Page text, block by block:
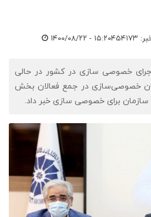
۱۴۰۰/۰۸/۲۲ - ۱۵:۲۰
اجرای خصوصی سازی در کشور در حالی
خصوصی‌سازی در جمع فعالان بخش
برای خصوصی سازی خبر داد.